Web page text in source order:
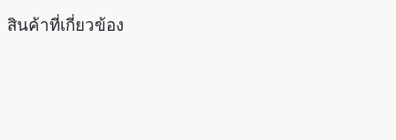
สินค้าที่เกี่ยวข้อง